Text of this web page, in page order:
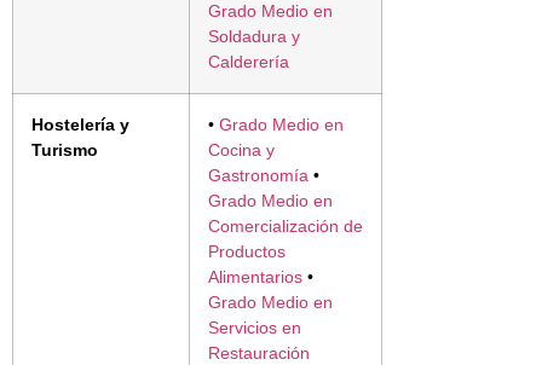
Grado Medio en
Soldadura y
Calderería
Hostelería y
Turismo
• Grado Medio en
Cocina y
Gastronomía •
Grado Medio en
Comercialización de
Productos
Alimentarios •
Grado Medio en
Servicios en
Restauración